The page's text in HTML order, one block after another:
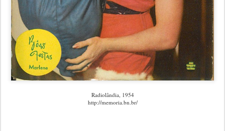
Radiolândia, 1954
http://memoria.bn.br/